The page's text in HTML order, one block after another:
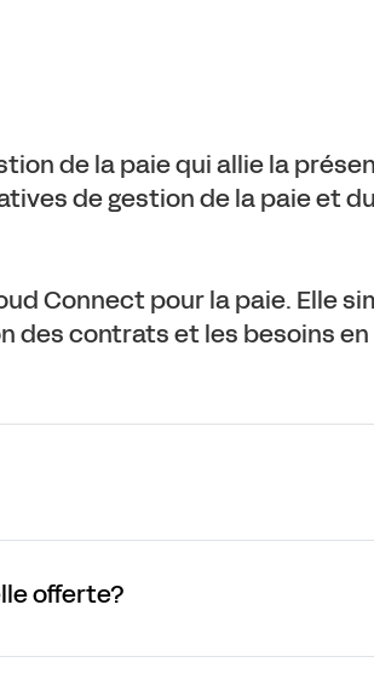
de la paie qui allie la
de gestion de la paie et
Connect pour la paie. Elle
des contrats et les besoins
offerte?